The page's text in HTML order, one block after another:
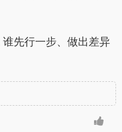
先行一步、做出差异